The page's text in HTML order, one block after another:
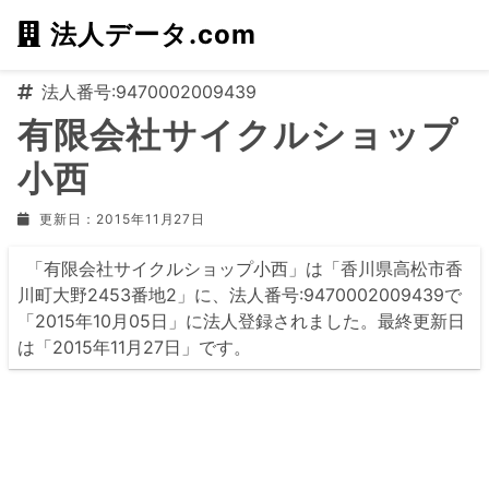
法人データ.com
法人番号:9470002009439
有限会社サイクルショップ
小西
更新日：2015年11月27日
「有限会社サイクルショップ小西」は「香川県高松市香
川町大野2453番地2」に、法人番号:9470002009439で
「2015年10月05日」に法人登録されました。最終更新日
は「2015年11月27日」です。